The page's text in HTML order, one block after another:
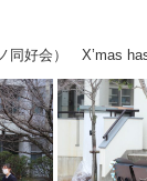
同好会） X’mas